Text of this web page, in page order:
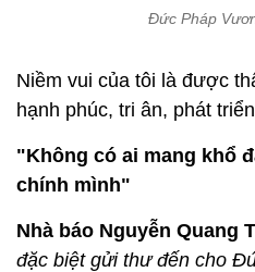
Đức Pháp
Niềm vui của tôi là được
hạnh phúc, tri ân, phát
"Không có ai mang khổ
chính mình"
Nhà báo Nguyễn Quang
đặc biệt gửi thư đến cho